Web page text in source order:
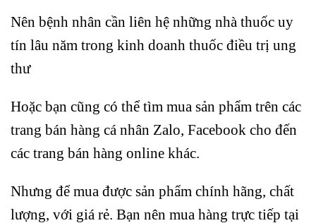
Nên bệnh nhân cần liên hệ những nhà thuốc uy
tín lâu năm trong kinh doanh thuốc điều trị ung
thư
Hoặc bạn cũng có thể tìm mua sản phẩm trên các
trang bán hàng cá nhân Zalo, Facebook cho đến
các trang bán hàng online khác.
Nhưng để mua được sản phẩm chính hãng, chất
lượng, với giá rẻ. Bạn nên mua hàng trực tiếp tại